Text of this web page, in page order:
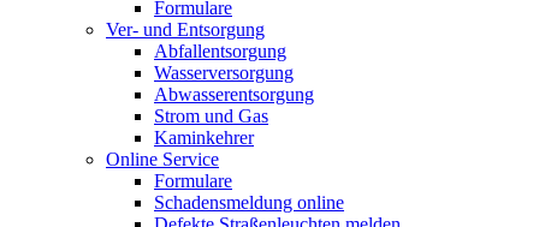
Formulare
Ver- und Entsorgung
Abfallentsorgung
Wasserversorgung
Abwasserentsorgung
Strom und Gas
Kaminkehrer
Online Service
Formulare
Schadensmeldung online